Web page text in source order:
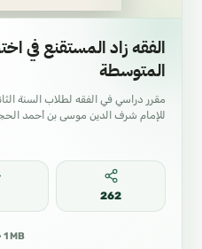
الفقه زاد المستقنع في
المتوسطة
مقرر دراسي في الفقه لطلاب السنة
للإمام شرف الدين موسى بن أحمد
262
1 MB